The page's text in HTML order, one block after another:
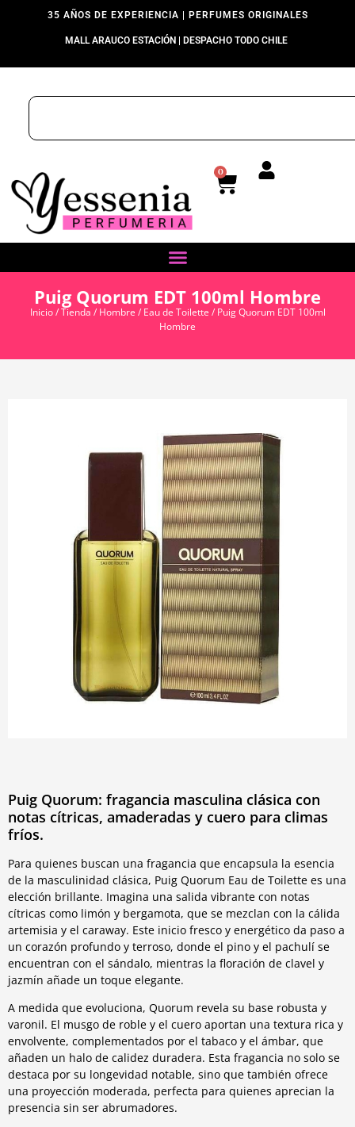
35 AÑOS DE EXPERIENCIA | PERFUMES ORIGINALES
MALL ARAUCO ESTACIÓN | DESPACHO TODO CHILE
0
Puig Quorum EDT 100ml Hombre
Inicio/Tienda / Hombre / Eau de Toilette / Puig Quorum EDT 100ml
Hombre
Puig Quorum: fragancia masculina clásica con
notas cítricas, amaderadas y cuero para climas
fríos.
Para quienes buscan una fragancia que encapsula la esencia
de la masculinidad clásica, Puig Quorum Eau de Toilette es una
elección brillante. Imagina una salida vibrante con notas
cítricas como limón y bergamota, que se mezclan con la cálida
artemisia y el caraway. Este inicio fresco y energético da paso a
un corazón profundo y terroso, donde el pino y el pachulí se
encuentran con el sándalo, mientras la floración de clavel y
jazmín añade un toque elegante.
A medida que evoluciona, Quorum revela su base robusta y
varonil. El musgo de roble y el cuero aportan una textura rica y
envolvente, complementados por el tabaco y el ámbar, que
añaden un halo de calidez duradera. Esta fragancia no solo se
destaca por su longevidad notable, sino que también ofrece
una proyección moderada, perfecta para quienes aprecian la
presencia sin ser abrumadores.